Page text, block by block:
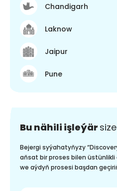
Chandigarh
Laknow
Jaipur
Pune
Bu nähili işleýär
Bejergi syýahatyňyzy
aňsat bir proses bilen
we aýdyň prosesi başdan